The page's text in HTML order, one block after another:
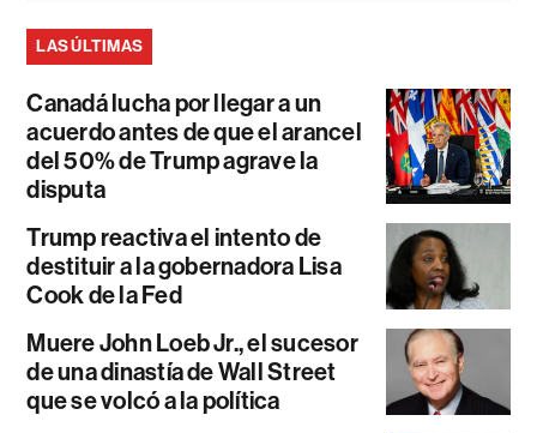
LAS ÚLTIMAS
Canadá lucha por llegar a un
acuerdo antes de que el arancel
del 50% de Trump agrave la
disputa
Trump reactiva el intento de
destituir a la gobernadora Lisa
Cook de la Fed
Muere John Loeb Jr., el sucesor
de una dinastía de Wall Street
que se volcó a la política